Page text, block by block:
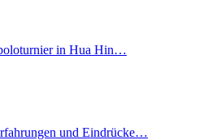
in Hua Hin…
und Eindrücke…